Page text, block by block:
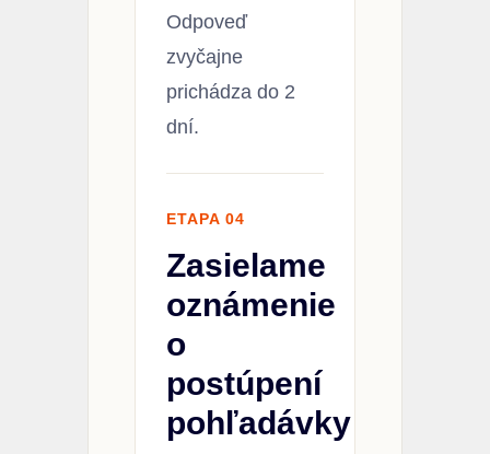
Odpoveď
zvyčajne
prichádza do 2
dní.
ETAPA 04
Zasielame
oznámenie
o
postúpení
pohľadávky